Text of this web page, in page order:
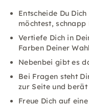
Entscheide Du
möchtest,
Vertiefe Dich in
Farben Deiner
Nebenbei gibt es
Bei Fragen steht
zur Seite und berät
Freue Dich auf